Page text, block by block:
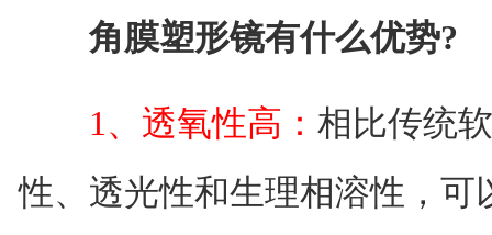
角膜塑形镜有什么优势?
1、透氧性高： 相比传统
性、透光性和生理相溶性，